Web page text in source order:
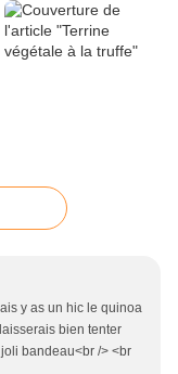
y as un hic le quinoa
bien tenter
bandeau<br /> <br